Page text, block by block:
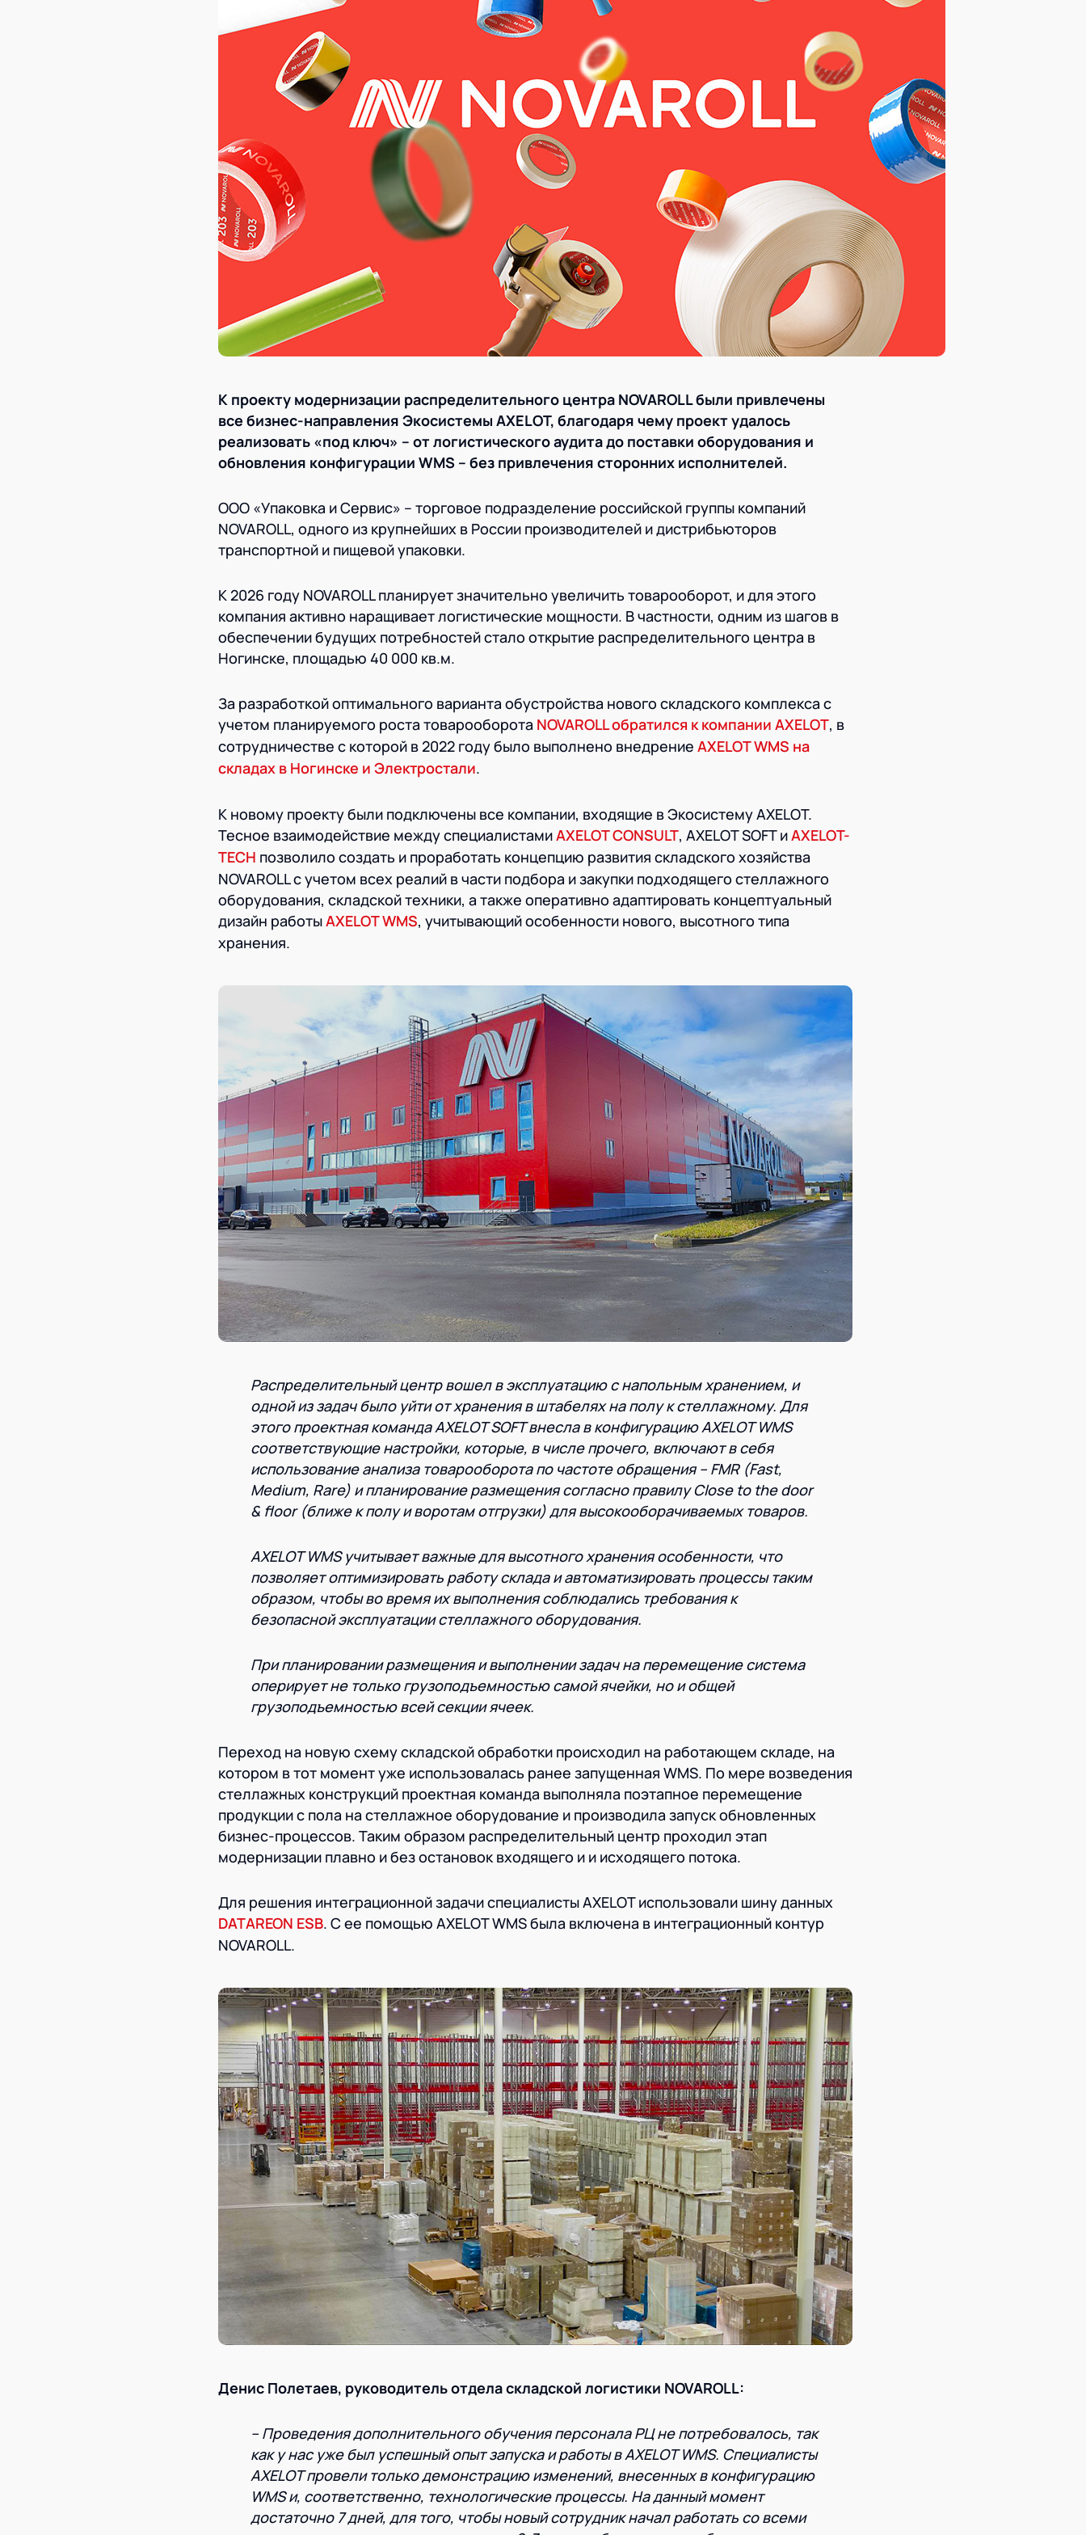
AXELOT AI
Контакты
Контакты
Предложение для учебных
заведений
База знаний
База знаний
К проекту модернизации распределительного центра NOVAROLL были привлечены
все бизнес-направления Экосистемы AXELOT, благодаря чему проект удалось
реализовать «под ключ» – от логистического аудита до поставки оборудования и
обновления конфигурации WMS – без привлечения сторонних исполнителей.
ООО «Упаковка и Сервис» – торговое подразделение российской группы компаний
NOVAROLL, одного из крупнейших в России производителей и дистрибьюторов
транспортной и пищевой упаковки.
К 2026 году NOVAROLL планирует значительно увеличить товарооборот, и для этого
компания активно наращивает логистические мощности. В частности, одним из шагов в
обеспечении будущих потребностей стало открытие распределительного центра в
Ногинске, площадью 40 000 кв.м.
За разработкой оптимального варианта обустройства нового складского комплекса с
учетом планируемого роста товарооборота NOVAROLL обратился к компании AXELOT, в
сотрудничестве с которой в 2022 году было выполнено внедрение AXELOT WMS на
складах в Ногинске и Электростали.
К новому проекту были подключены все компании, входящие в Экосистему AXELOT.
Тесное взаимодействие между специалистамиAXELOT CONSULT, AXELOT SOFT иAXELOT-
TECH позволило создать и проработать концепцию развития складского хозяйства
NOVAROLL с учетом всех реалий в части подбора и закупки подходящего стеллажного
оборудования, складской техники, а также оперативно адаптировать концептуальный
дизайн работыAXELOT WMS, учитывающий особенности нового, высотного типа
хранения.
Распределительный центр вошел в эксплуатацию с напольным хранением, и
одной из задач было уйти от хранения в штабелях на полу к стеллажному. Для
этого проектная команда AXELOT SOFT внесла в конфигурацию AXELOT WMS
соответствующие настройки, которые, в числе прочего, включают в себя
использование анализа товарооборота по частоте обращения – FMR (Fast,
Medium, Rare) и планирование размещения согласно правилу Close to the door
& floor (ближе к полу и воротам отгрузки) для высокооборачиваемых товаров.
AXELOTWMS учитывает важные для высотного хранения особенности, что
позволяет оптимизировать работу склада и автоматизировать процессы таким
образом, чтобы во время их выполнения соблюдались требования к
безопасной эксплуатации стеллажного оборудования.
При планировании размещения и выполнении задач на перемещение система
оперирует не только грузоподъемностью самой ячейки, но и общей
грузоподъемностью всей секции ячеек.
Переход на новую схему складской обработки происходил на работающем складе, на
котором в тот момент уже использовалась ранее запущенная WMS. По мере возведения
стеллажных конструкций проектная команда выполняла поэтапное перемещение
продукции с пола на стеллажное оборудование и производила запуск обновленных
бизнес-процессов. Таким образом распределительный центр проходил этап
модернизации плавно и без остановок входящего и и исходящего потока.
Для решения интеграционной задачи специалисты AXELOT использовали шину данных
DATAREON ESB. С ее помощью AXELOT WMS была включена в интеграционный контур
NOVAROLL.
Денис Полетаев, руководитель отдела складской логистики NOVAROLL:
– Проведения дополнительного обучения персонала РЦ не потребовалось, так
как у нас уже был успешный опыт запуска и работы в AXELOT WMS. Специалисты
AXELOT провели только демонстрацию изменений, внесенных в конфигурацию
WMS и, соответственно, технологические процессы. На данный момент
достаточно 7 дней, для того, чтобы новый сотрудник начал работать со всеми